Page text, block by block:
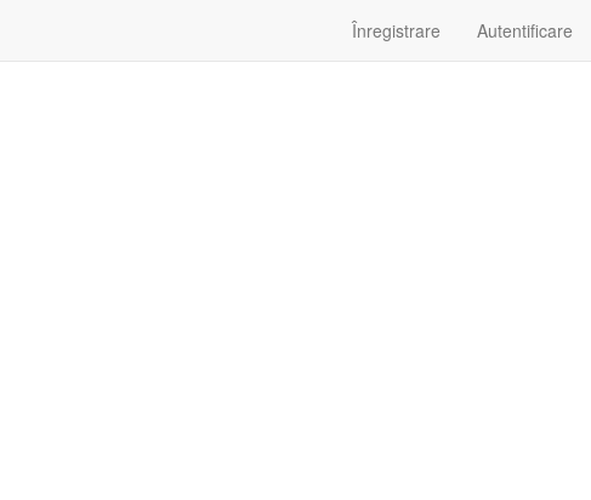
Înregistrare Autentificare